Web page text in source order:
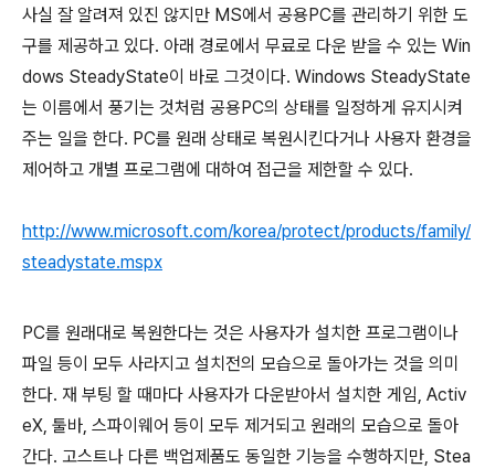
사실 잘 알려져 있진 않지만 MS에서 공용PC를 관리하기 위한 도
구를 제공하고 있다. 아래 경로에서 무료로 다운 받을 수 있는 Win
dows SteadyState이 바로 그것이다. Windows SteadyState
는 이름에서 풍기는 것처럼 공용PC의 상태를 일정하게 유지시켜
주는 일을 한다. PC를 원래 상태로 복원시킨다거나 사용자 환경을
제어하고 개별 프로그램에 대하여 접근을 제한할 수 있다.
http://www.microsoft.com/korea/protect/products/family/
steadystate.mspx
PC를 원래대로 복원한다는 것은 사용자가 설치한 프로그램이나
파일 등이 모두 사라지고 설치전의 모습으로 돌아가는 것을 의미
한다. 재 부팅 할 때마다 사용자가 다운받아서 설치한 게임, Activ
eX, 툴바, 스파이웨어 등이 모두 제거되고 원래의 모습으로 돌아
간다. 고스트나 다른 백업제품도 동일한 기능을 수행하지만, Stea